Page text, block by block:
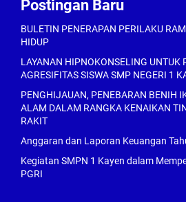
Postingan Baru
BULETIN PENERAPAN PERILAKU
HIDUP
LAYANAN HIPNOKONSELING UNTUK
AGRESIFITAS SISWA SMP NEGERI 1
PENGHIJAUAN, PENEBARAN BENIH
ALAM DALAM RANGKA KENAIKAN
RAKIT
Anggaran dan Laporan Keuangan
Kegiatan SMPN 1 Kayen dalam
PGRI